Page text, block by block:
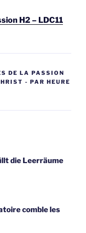
H2 – LDC11
DE LA PASSION
- PAR HEURE
die Leerräume
comble les